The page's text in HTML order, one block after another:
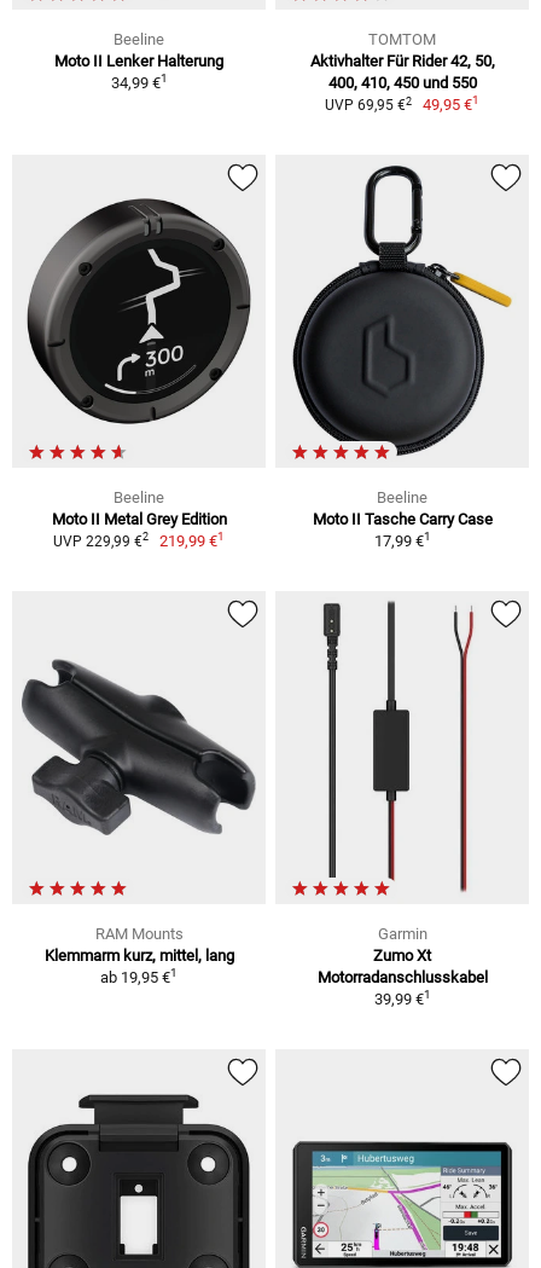
Beeline
Moto II Lenker Halterung
34,99 €1
TOMTOM
Aktivhalter Für Rider 42, 50,
400, 410, 450 und 550
UVP 69,95 €2 49,95 €1
Beeline
Moto II Metal Grey Edition
UVP 229,99 €2 219,99 €1
Beeline
Moto II Tasche Carry Case
17,99 €1
RAM Mounts
Klemmarm kurz, mittel, lang
ab 19,95 €1
Garmin
Zumo Xt
Motorradanschlusskabel
39,99 €1